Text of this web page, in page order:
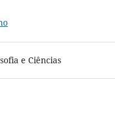
e Ciências